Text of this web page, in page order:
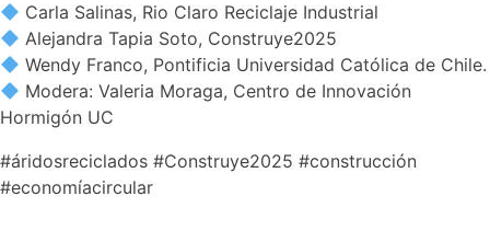
Carla Salinas, Rio Claro Reciclaje Industrial
Alejandra Tapia Soto, Construye2025
Wendy Franco, Pontificia Universidad Católica de Chile.
Modera: Valeria Moraga, Centro de Innovación
Hormigón UC
#áridosreciclados #Construye2025 #construcción
#economíacircular